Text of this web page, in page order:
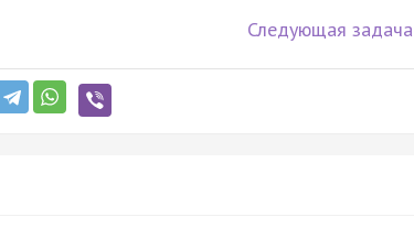
Следующая задача